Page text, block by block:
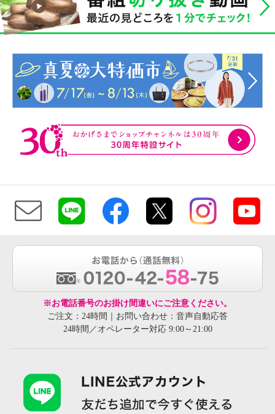
※お電話番号のお掛け間違いにご注意ください。
ご注文：24時間｜お問い合わせ：音声自動応答
24時間／オペレーター対応 9:00～21:00